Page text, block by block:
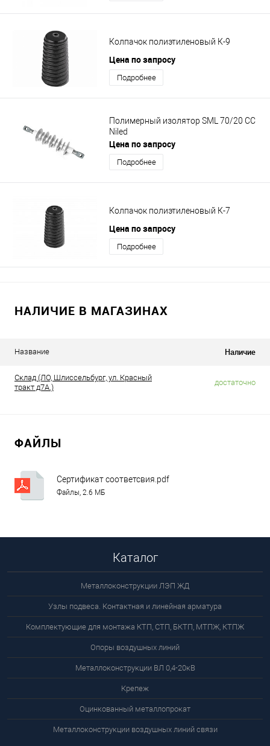
Колпачок полиэтиленовый К-9
Цена по запросу
Подробнее
Полимерный изолятор SML 70/20 СС
Niled
Цена по запросу
Подробнее
Колпачок полиэтиленовый К-7
Цена по запросу
Подробнее
НАЛИЧИЕ В МАГАЗИНАХ
Название Наличие
Склад (ЛО, Шлиссельбург, ул. Красный
тракт д7А.)
достаточно
ФАЙЛЫ
Сертификат соответсвия.pdf
Файлы, 2.6 МБ
Каталог
Металлоконструкции ЛЭП ЖД
Узлы подвеса. Контактная и линейная арматура
Комплектующие для монтажа КТП, СТП, БКТП, МТПЖ, КТПЖ
Опоры воздушных линий
Металлоконструкции ВЛ 0,4-20кВ
Крепеж
Оцинкованный металлопрокат
Металлоконструкции воздушных линий связи